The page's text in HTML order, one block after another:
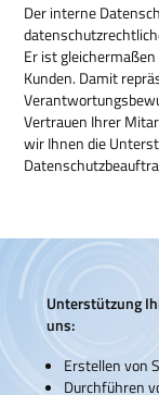
Der interne
Er ist
Kunden. Damit
Vertrauen Ihrer
wir Ihnen die
Unterstützung
uns:
Erstellen von
Durchführen